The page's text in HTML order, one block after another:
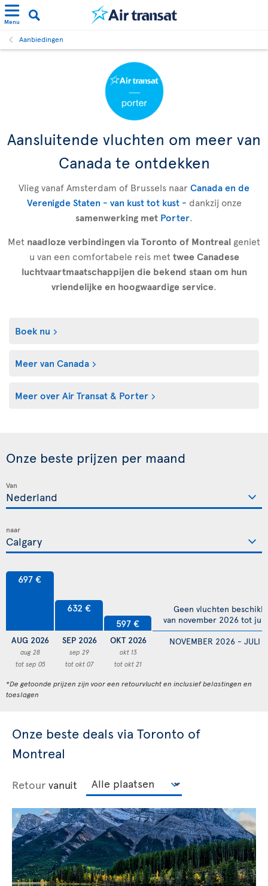
Menu
Aanbiedingen
Aansluitende vluchten om meer van
Canada te ontdekken
Vlieg vanaf Amsterdam of Brussels naarCanada en de
Verenigde Staten - van kust tot kust - dankzij onze
samenwerking met Porter.
Met naadloze verbindingen via Toronto of Montreal geniet
u van een comfortabele reis mettwee Canadese
luchtvaartmaatschappijen die bekend staan om hun
vriendelijke en hoogwaardige service.
Boek nu
Meer van Canada
Meer over Air Transat & Porter
Onze beste prijzen per maand
Van
naar
697 €
AUG 2026
aug 28
tot sep 05
632 €
SEP 2026
sep 29
tot okt 07
597 €
OKT 2026
okt 13
tot okt 21
NOVEMBER 2026 - JULI
Geen vluchten
van november 2026 tot
*De getoonde prijzen zijn voor een retourvlucht en inclusief belastingen en
toeslagen
Onze beste deals via Toronto of
Montreal
Retour vanuit